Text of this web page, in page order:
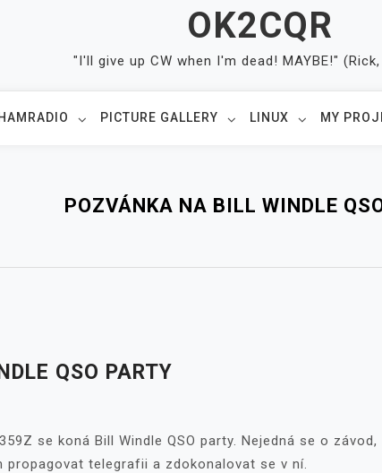
OK2CQR
"I'll give up CW when I'm dead! MAYBE!" (Rick,
HAMRADIO PICTURE GALLERY LINUX MY
POZVÁNKA NA BILL WINDLE
QSO PARTY
se koná Bill Windle QSO party. Nejedná se o závod,
telegrafii a zdokonalovat se v ní.